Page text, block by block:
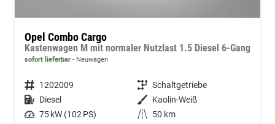
Opel Combo Cargo
Kastenwagen M mit normaler Nutzlast 1.5 Diesel 6-Gang
sofort lieferbar Neuwagen
Fahrzeugnummer 1202009 Getriebe Schaltgetriebe
Kraftstoff Diesel Außenfarbe Kaolin-Weiß
Leistung 75 kW (102 PS) Kilometerstand 50 km